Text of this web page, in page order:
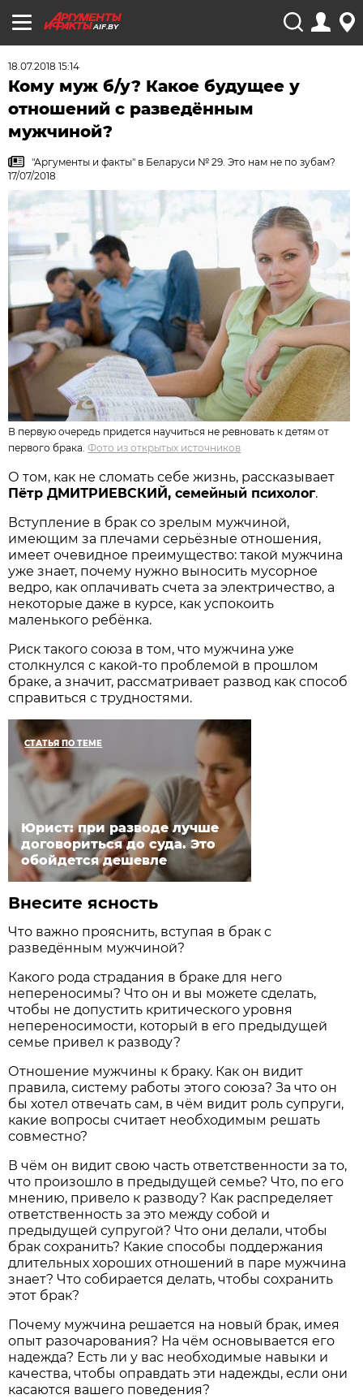
AIF.BY
18.07.2018 15:14
Кому муж б/у? Какое будущее у
отношений с разведённым
мужчиной?
"Аргументы и факты" в Беларуси № 29. Это нам не по зубам?
17/07/2018
В первую очередь придется научиться не ревновать к детям от
первого брака. Фото из открытых источников
О том, как не сломать себе жизнь, рассказывает
Пётр ДМИТРИЕВСКИЙ, семейный психолог.
Вступление в брак со зрелым мужчиной,
имеющим за плечами серьёзные отношения,
имеет очевидное преимущество: такой мужчина
уже знает, почему нужно выносить мусорное
ведро, как оплачивать счета за электричество, а
некоторые даже в курсе, как успокоить
маленького ребёнка.
Риск такого союза в том, что мужчина уже
столкнулся с какой-то проблемой в прошлом
браке, а значит, рассматривает развод как способ
справиться с трудностями.
СТАТЬЯ ПО ТЕМЕ
Юрист: при разводе лучше
договориться до суда. Это
обойдется дешевле
Внесите ясность
Что важно прояснить, вступая в брак с
разведённым мужчиной?
Какого рода страдания в браке для него
непереносимы? Что он и вы можете сделать,
чтобы не допустить критического уровня
непереносимости, который в его предыдущей
семье привел к разводу?
Отношение мужчины к браку. Как он видит
правила, систему работы этого союза? За что он
бы хотел отвечать сам, в чём видит роль супруги,
какие вопросы считает необходимым решать
совместно?
В чём он видит свою часть ответственности за то,
что произошло в предыдущей семье? Что, по его
мнению, привело к разводу? Как распределяет
ответственность за это между собой и
предыдущей супругой? Что они делали, чтобы
брак сохранить? Какие способы поддержания
длительных хороших отношений в паре мужчина
знает? Что собирается делать, чтобы сохранить
этот брак?
Почему мужчина решается на новый брак, имея
опыт разочарования? На чём основывается его
надежда? Есть ли у вас необходимые навыки и
качества, чтобы оправдать эти надежды, если они
касаются вашего поведения?